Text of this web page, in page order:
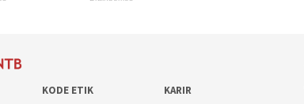
KODE ETIK KARIR